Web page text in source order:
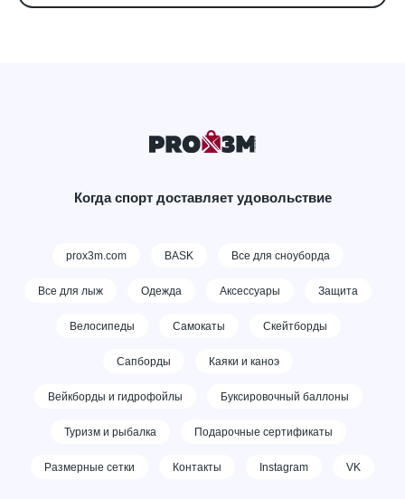
Когда спорт доставляет удовольствие
prox3m.com BASK Все для сноуборда
Все для лыж Одежда Аксессуары Защита
Велосипеды Самокаты Скейтборды
Сапборды Каяки и каноэ
Вейкборды и гидрофойлы Буксировочный баллоны
Туризм и рыбалка Подарочные сертификаты
Размерные сетки Контакты Instagram VK